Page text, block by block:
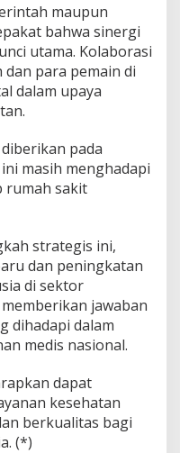
maupun
bahwa sinergi
utama. Kolaborasi
para pemain di
dalam upaya
pada
masih menghadapi
rumah sakit
strategis ini,
dan peningkatan
di sektor
jawaban
dihadapi dalam
medis nasional.
dapat
kesehatan
berkualitas bagi
(*)